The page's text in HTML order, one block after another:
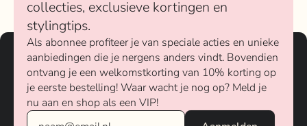
collecties, exclusieve kortingen en
stylingtips.
Als abonnee profiteer je van speciale acties en unieke
aanbiedingen die je nergens anders vindt. Bovendien
ontvang je een welkomstkorting van 10% korting op
je eerste bestelling! Waar wacht je nog op? Meld je
nu aan en shop als een VIP!